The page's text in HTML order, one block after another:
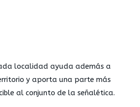
localidad ayuda además a
y aporta una parte más
al conjunto de la señalética.